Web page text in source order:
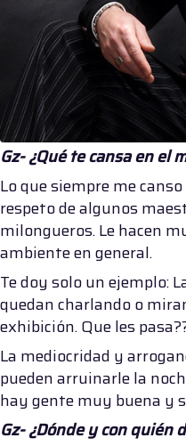
Gz- ¿Qué te cansa en el
Lo que siempre me
respeto de algunos
milongueros. Le hacen
ambiente en general.
Te doy solo un ejemplo:
quedan charlando o
exhibición. Que les
La mediocridad y
pueden arruinarle la
hay gente muy buena y
Gz- ¿Dónde y con quién